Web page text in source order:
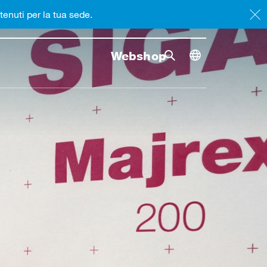
Ricerca ginocchiera
Ricerca
Avvia
Webshop
Toggle
per la tua sede.